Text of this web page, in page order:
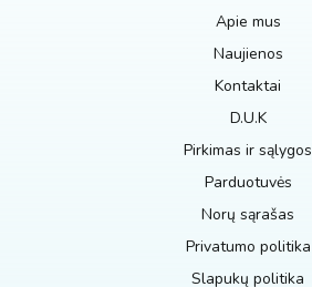
Apie mus
Naujienos
Kontaktai
D.U.K
Pirkimas ir sąlygos
Parduotuvės
Norų sąrašas
Privatumo politika
Slapukų politika